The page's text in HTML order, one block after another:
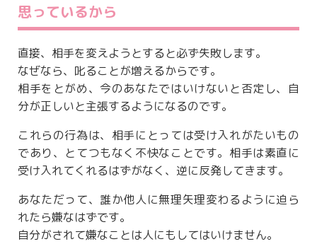
思っているから
直接、相手を変えようとすると必ず失敗します。
なぜなら、叱ることが増えるからです。
相手をとがめ、今のあなたではいけないと否定し、自
分が正しいと主張するようになるのです。
これらの行為は、相手にとっては受け入れがたいもの
であり、とてつもなく不快なことです。相手は素直に
受け入れてくれるはずがなく、逆に反発してきます。
あなただって、誰か他人に無理矢理変わるように迫ら
れたら嫌なはずです。
自分がされて嫌なことは人にもしてはいけません。